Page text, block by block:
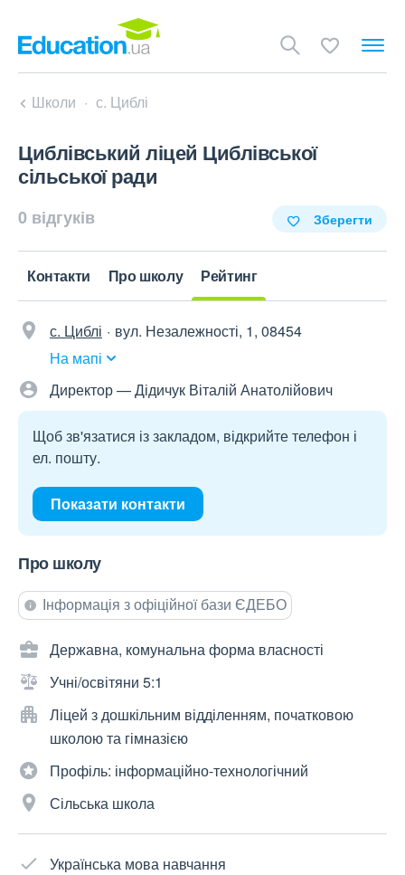
Школи с. Циблі
Циблівський ліцей Циблівської
сільської ради
0 відгуків Зберегти
Контакти Про школу Рейтинг
с. Циблі
вул. Незалежності, 1, 08454
На мапі
Директор — Дідичук Віталій Анатолійович
Щоб зв'язатися із закладом, відкрийте телефон і
ел. пошту.
Показати контакти
Про школу
Інформація з офіційної бази ЄДЕБО
Державна, комунальна форма власності
Учні/освітяни 5:1
Ліцей з дошкільним відділенням, початковою
школою та гімназією
Профіль: інформаційно-технологічний
Сільська школа
Українська мова навчання